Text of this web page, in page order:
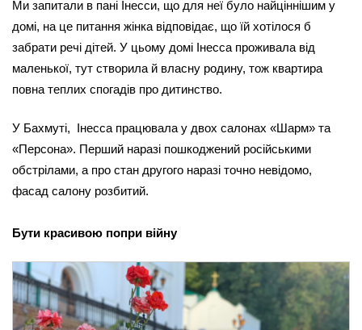
Ми запитали в пані Інесси, що для неї було найціннішим у
домі, на це питання жінка відповідає, що їй хотілося б
забрати речі дітей. У цьому домі Інесса проживала від
маленької, тут створила й власну родину, тож квартира
повна теплих спогадів про дитинство.
У Бахмуті,  Інесса працювала у двох салонах «Шарм» та
«Персона». Перший наразі пошкоджений російськими
обстрілами, а про стан другого наразі точно невідомо,
фасад салону розбитий.
Бути красивою попри війну